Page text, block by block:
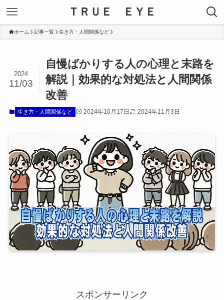
ＴＲＵＥ ＥＹＥ
ホーム 記事一覧 生き方・人間関係など
自慢ばかりする人の心理と末路を
解説｜効果的な対処法と人間関係
改善
2024
11/03
生き方・人間関係など 2024年10月17日 2024年11月3日
スポンサーリンク